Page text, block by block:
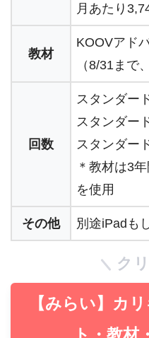
月あたり
教材
KOOVアド
（8/31まで
回数
スタンダー
スタンダー
スタンダー
＊教材は3
を使用
その他 別途iPadも
ク
【みらい】カ